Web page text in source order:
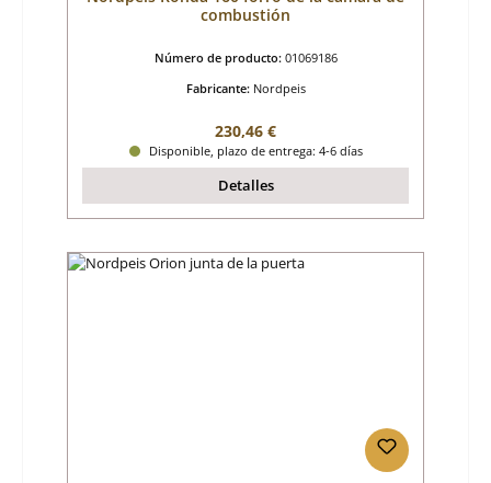
combustión
Número de producto: 01069186
Fabricante: Nordpeis
Precio normal:
230,46 €
Disponible, plazo de entrega: 4-6 días
Detalles